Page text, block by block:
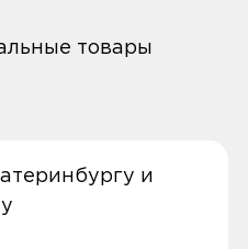
товары
и